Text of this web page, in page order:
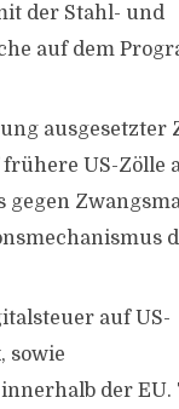
der Stahl- und
auf dem
ausgesetzter
US-Zölle
auf US-
sowie
der EU.